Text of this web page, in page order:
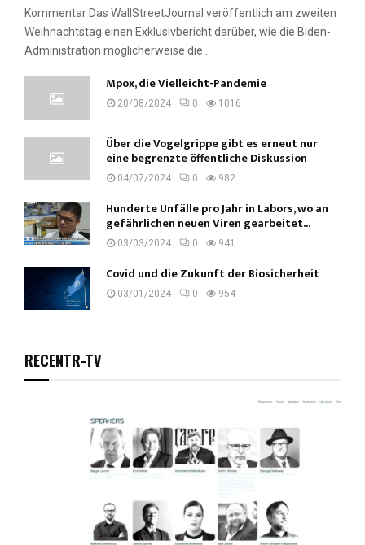
Kommentar Das WallStreetJournal veröffentlich am zweiten
Weihnachtstag einen Exklusivbericht darüber, wie die Biden-
Administration möglicherweise die...
Mpox, die Vielleicht-Pandemie
20/08/2024 0 1016
Über die Vogelgrippe gibt es erneut nur
eine begrenzte öffentliche Diskussion
04/07/2024 0 982
Hunderte Unfälle pro Jahr in Labors, wo an
gefährlichen neuen Viren gearbeitet...
03/03/2024 0 941
Covid und die Zukunft der Biosicherheit
03/01/2024 0 954
RECENTR-TV